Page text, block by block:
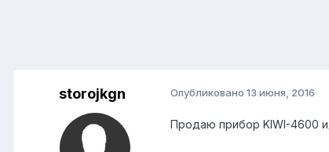
storojkgn Опубликовано 13 июня, 2016
Продаю прибор KIWI-4600